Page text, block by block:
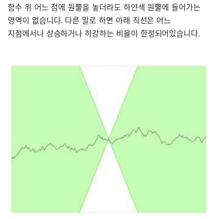
함수 위 어느 점에 원뿔을 놓더라도 하얀색 원뿔에 들어가는
영역이 없습니다. 다른 말로 하면 아래 직선은 어느
지점에서나 상승하거나 하강하는 비율이 한정되어있습니다.